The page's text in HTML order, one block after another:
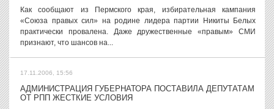
Как сообщают из Пермского края, избирательная кампания
«Союза правых сил» на родине лидера партии Никиты Белых
практически провалена. Даже дружественные «правым» СМИ
признают, что шансов на...
17.11.2006, 15:56
АДМИНИСТРАЦИЯ ГУБЕРНАТОРА ПОСТАВИЛА ДЕПУТАТАМ
ОТ РПП ЖЕСТКИЕ УСЛОВИЯ